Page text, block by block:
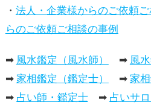
・ 法人・企業様からのご依頼
らのご依頼ご相談の事例
➡ 風水鑑定（風水師） ➡ 風
➡ 家相鑑定（鑑定士） ➡ 家
➡ 占い師・鑑定士➡ 占いサ